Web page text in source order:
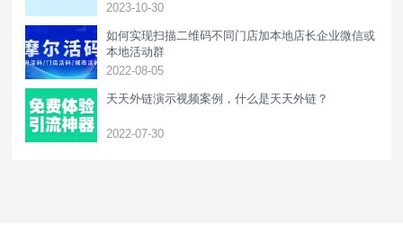
2023-10-30
如何实现扫描二维码不同门店加本地店长企业微信或
本地活动群
2022-08-05
天天外链演示视频案例，什么是天天外链？
2022-07-30